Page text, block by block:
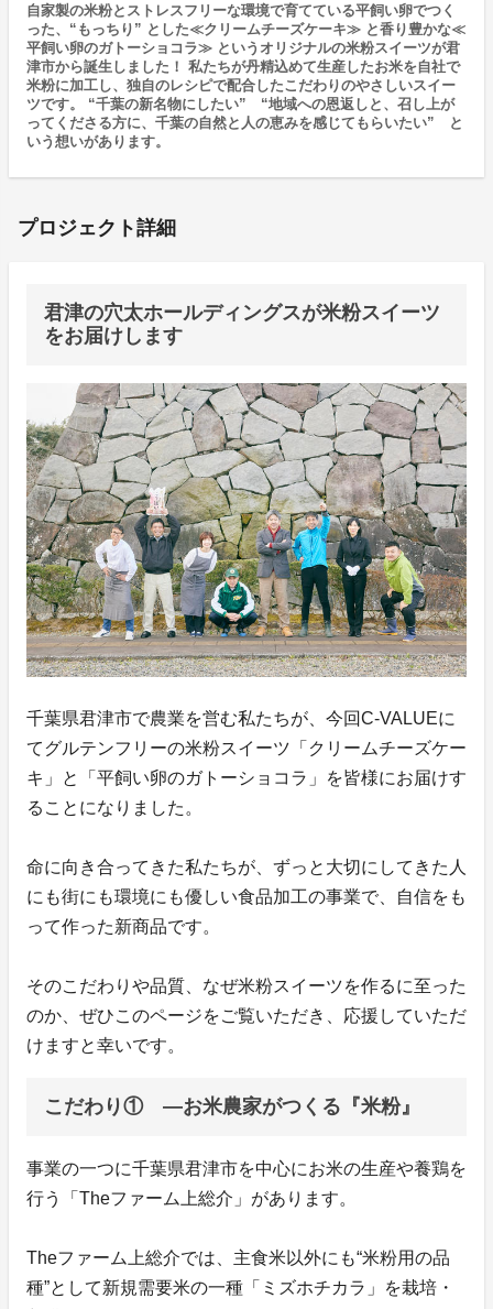
自家製の米粉とストレスフリーな環境で育てている平飼い卵でつく
った、“もっちり” とした≪クリームチーズケーキ≫ と香り豊かな≪
平飼い卵のガトーショコラ≫ というオリジナルの米粉スイーツが君
津市から誕生しました！ 私たちが丹精込めて生産したお米を自社で
米粉に加工し、独自のレシピで配合したこだわりのやさしいスイー
ツです。 “千葉の新名物にしたい” “地域への恩返しと、召し上が
ってくださる方に、千葉の自然と人の恵みを感じてもらいたい” と
いう想いがあります。
プロジェクト詳細
君津の穴太ホールディングスが米粉スイーツ
をお届けします
千葉県君津市で農業を営む私たちが、今回C-VALUEに
てグルテンフリーの米粉スイーツ「クリームチーズケー
キ」と「平飼い卵のガトーショコラ」を皆様にお届けす
ることになりました。
命に向き合ってきた私たちが、ずっと大切にしてきた人
にも街にも環境にも優しい食品加工の事業で、自信をも
って作った新商品です。
そのこだわりや品質、なぜ米粉スイーツを作るに至った
のか、ぜひこのページをご覧いただき、応援していただ
けますと幸いです。
こだわり① ―お米農家がつくる『米粉』
事業の一つに千葉県君津市を中心にお米の生産や養鶏を
行う「Theファーム上総介」があります。
Theファーム上総介では、主食米以外にも“米粉用の品
種”として新規需要米の一種「ミズホチカラ」を栽培・